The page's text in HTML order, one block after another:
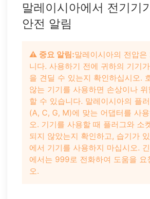
말레이시아에서 전기기
안전 알림
⚠️ 중요 알림:말레이시아의 전압
니다. 사용하기 전에 귀하의 기기
을 견딜 수 있는지 확인하십시오.
않는 기기를 사용하면 손상이나 위
할 수 있습니다. 말레이시아의 플
(A, C, G, M)에 맞는 어댑터를 사
오. 기기를 사용할 때 플러그와 소
되지 않았는지 확인하고, 습기가
에서 기기를 사용하지 마십시오.
에서는 999로 전화하여 도움을 요
오.